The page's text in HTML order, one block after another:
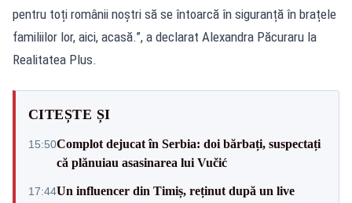
pentru toți românii noștri să se întoarcă în siguranță în brațele
familiilor lor, aici, acasă.”, a declarat Alexandra Păcuraru la
Realitatea Plus.
CITEȘTE ȘI
15:50Complot dejucat în Serbia: doi bărbați, suspectați
că plănuiau asasinarea lui Vučić
17:44Un influencer din Timiș, reținut după un live